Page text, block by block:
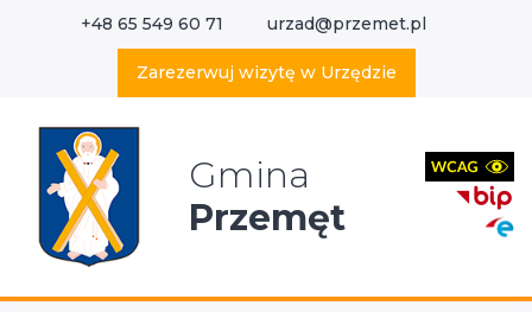
+48 65 549 60 71 urzad@przemet.pl
Zarezerwuj wizytę w Urzędzie
Gmina
Przemęt
Wyszukaj w serwisie